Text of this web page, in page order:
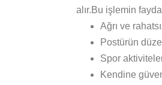
alır.Bu işlemin
Ağrı ve
Postürün
Spor
Kendine